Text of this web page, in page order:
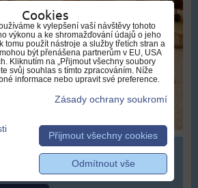
Cookies
k vylepšení vaší návštěvy tohoto
výkonu a ke shromažďování údajů o jeho
tomu použít nástroje a služby třetích stran a
být přenášena partnerům v EU, USA
Kliknutím na „Přijmout všechny soubory
svůj souhlas s tímto zpracováním. Níže
informace nebo upravit své preference.
Zásady ochrany soukromí
Přijmout všechny cookies
Odmítnout vše